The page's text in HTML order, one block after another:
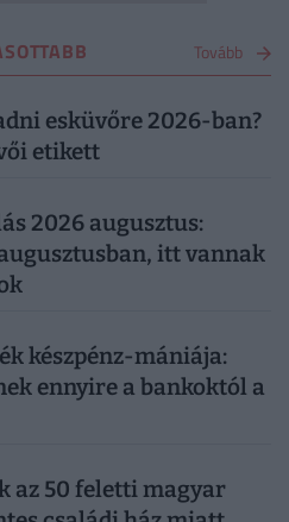
Tovább
esküvőre 2026-ban?
etikett
2026 augusztus:
itt vannak
készpénz-mániája:
ennyire a bankoktól a
az 50 feletti magyar